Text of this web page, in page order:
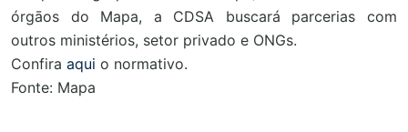
órgāos do Mapa, a CDSA buscará parcerias com
outros ministérios, setor privado e ONGs.
Confira aqui o normativo.
Fonte: Mapa